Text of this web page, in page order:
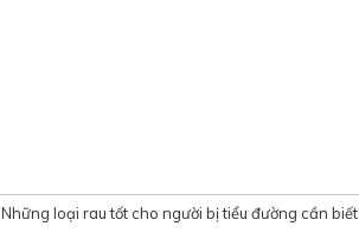
Những loại rau tốt cho người bị tiểu đường cần biết